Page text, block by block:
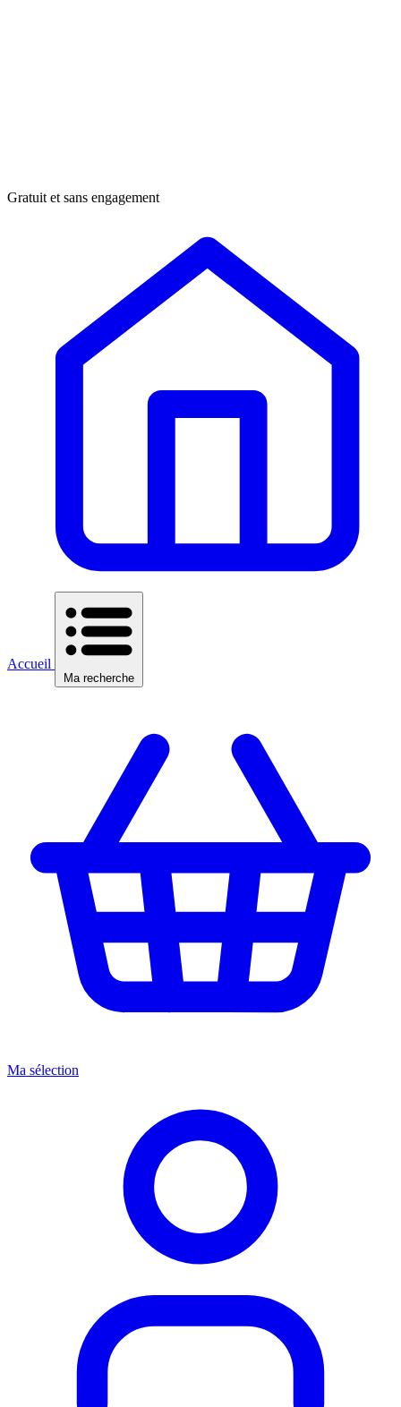
Gratuit et sans engagement
Accueil
Ma recherche
Ma sélection